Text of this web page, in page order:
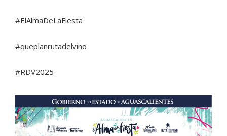
#ElAlmaDeLaFiesta
#queplanrutadelvino
#RDV2025